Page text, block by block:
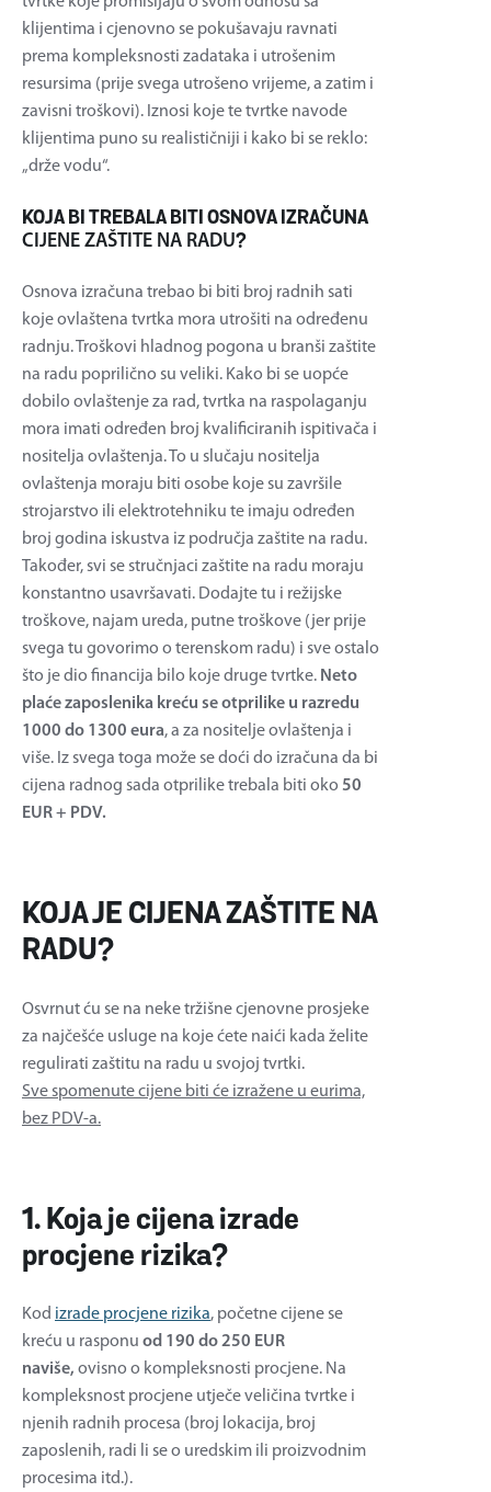
klijentima i cjenovno se pokušavaju ravnati
prema kompleksnosti zadataka i utrošenim
resursima (prije svega utrošeno vrijeme, a zatim i
zavisni troškovi). Iznosi koje te tvrtke navode
klijentima puno su realističniji i kako bi se reklo:
„drže vodu“.
KOJA BI TREBALA BITI OSNOVA IZRAČUNA
CIJENE ZAŠTITE NA RADU?
Osnova izračuna trebao bi biti broj radnih sati
koje ovlaštena tvrtka mora utrošiti na određenu
radnju. Troškovi hladnog pogona u branši zaštite
na radu poprilično su veliki. Kako bi se uopće
dobilo ovlaštenje za rad, tvrtka na raspolaganju
mora imati određen broj kvalificiranih ispitivača i
nositelja ovlaštenja. To u slučaju nositelja
ovlaštenja moraju biti osobe koje su završile
strojarstvo ili elektrotehniku te imaju određen
broj godina iskustva iz područja zaštite na radu.
Također, svi se stručnjaci zaštite na radu moraju
konstantno usavršavati. Dodajte tu i režijske
troškove, najam ureda, putne troškove (jer prije
svega tu govorimo o terenskom radu) i sve ostalo
što je dio financija bilo koje druge tvrtke. Neto
plaće zaposlenika kreću se otprilike u razredu
1000 do 1300 eura, a za nositelje ovlaštenja i
više. Iz svega toga može se doći do izračuna da bi
cijena radnog sada otprilike trebala biti oko 50
EUR + PDV.
KOJA JE CIJENA ZAŠTITE NA
RADU?
Osvrnut ću se na neke tržišne cjenovne prosjeke
za najčešće usluge na koje ćete naići kada želite
regulirati zaštitu na radu u svojoj tvrtki.
Sve spomenute cijene biti će izražene u eurima,
bez PDV-a.
1. Koja je cijena izrade
procjene rizika?
Kod izrade procjene rizika, početne cijene se
kreću u rasponu od 190 do 250 EUR
naviše, ovisno o kompleksnosti procjene. Na
kompleksnost procjene utječe veličina tvrtke i
njenih radnih procesa (broj lokacija, broj
zaposlenih, radi li se o uredskim ili proizvodnim
procesima itd.).